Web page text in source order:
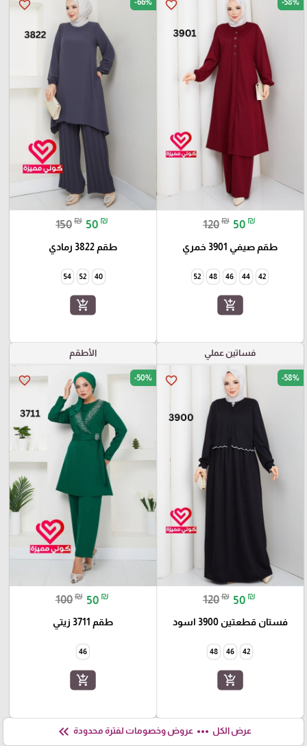
favorite_border -58%
120₪ 50 ₪
طقم صيفي 3901 خمري
42
44
46
48
52
add_shopping_cart
favorite_border -66%
150₪ 50 ₪
طقم 3822 رمادي
40
52
54
add_shopping_cart
فساتين عملي
favorite_border -58%
120₪ 50 ₪
فستان قطعتين 3900 اسود
42
46
48
add_shopping_cart
الأطقم
favorite_border -50%
100₪ 50 ₪
طقم 3711 زيتي
46
add_shopping_cart
عرض الكل more_horiz عروض وخصومات لفترة محدودة keyboard_double_arrow_left